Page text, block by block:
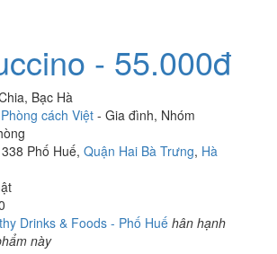
- 55.000đ
Bạc Hà
Phòng cách Việt - Gia đình, Nhóm
Phố Huế, Quận Hai Bà Trưng, Hà
Drinks & Foods - Phố Huế hân hạnh
này